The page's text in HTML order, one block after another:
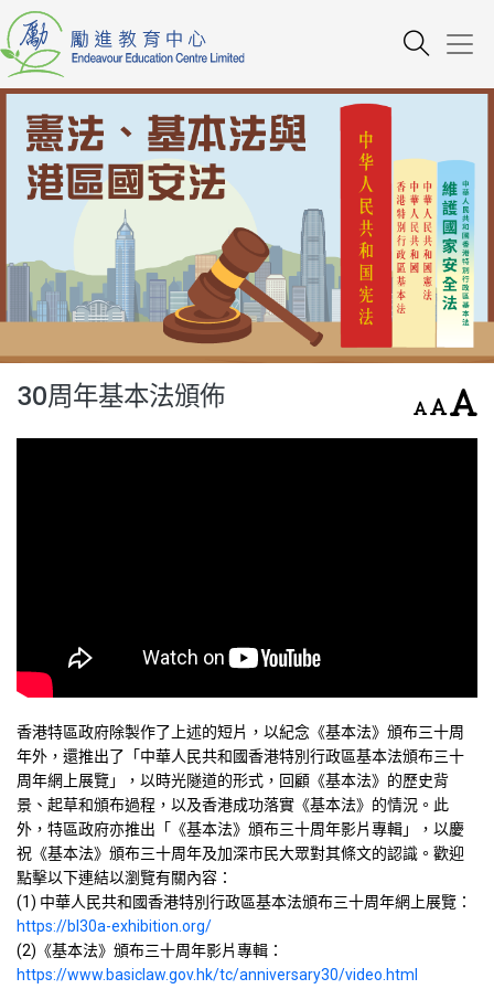
30周年基本法頒佈
香港特區政府除製作了上述的短片，以紀念《基本法》頒布三十周
年外，還推出了「中華人民共和國香港特別行政區基本法頒布三十
周年網上展覽」，以時光隧道的形式，回顧《基本法》的歷史背
景、起草和頒布過程，以及香港成功落實《基本法》的情況。此
外，特區政府亦推出「《基本法》頒布三十周年影片專輯」，以慶
祝《基本法》頒布三十周年及加深市民大眾對其條文的認識。歡迎
點擊以下連結以瀏覽有關內容：
(1) 中華人民共和國香港特別行政區基本法頒布三十周年網上展覽：
https://bl30a-exhibition.org/
(2)《基本法》頒布三十周年影片專輯：
https://www.basiclaw.gov.hk/tc/anniversary30/video.html